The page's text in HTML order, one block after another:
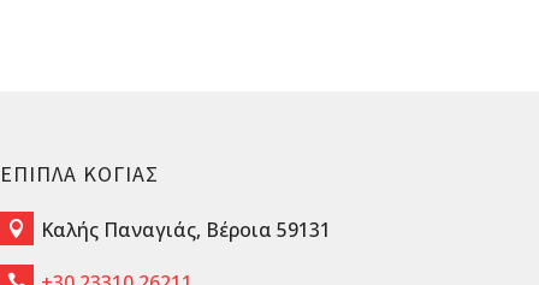
ΕΠΙΠΛΑ ΚΟΓΙΑΣ
 Καλής Παναγιάς, Βέροια 59131
